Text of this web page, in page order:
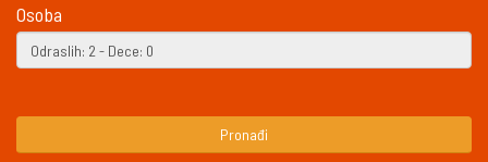
Osoba
Pronađi